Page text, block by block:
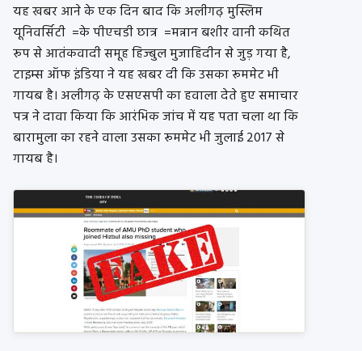
यह खबर आने के एक दिन बाद कि अलीगढ़ मुस्लिम
यूनिवर्सिटी =के पीएचडी छात्र =मन्नान बशीर वानी कथित
रूप से आतंकवादी समूह हिज्बुल मुजाहिदीन से जुड़ गया है,
टाइम्स ऑफ इंडिया ने यह खबर दी कि उसका रूममेट भी
गायब है। अलीगढ़ के एसएसपी का हवाला देते हुए समाचार
पत्र ने दावा किया कि आरंभिक जांच में यह पता चला था कि
बारामुला का रहने वाला उसका रूममेट भी जुलाई 2017 से
गायब है।